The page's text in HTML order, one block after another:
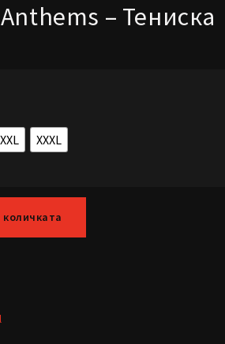
– Тениска
XXL XXXL